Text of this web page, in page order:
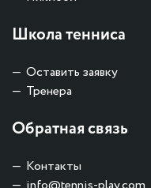
Школа тенниса
Оставить заявку
Тренера
Обратная связь
Контакты